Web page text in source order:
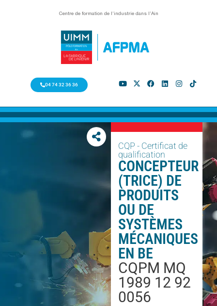
Centre de formation de l’industrie dans l’Ain
04 74 32 36 36
CQP - Certificat de
qualification
CONCEPTEUR
(TRICE) DE
PRODUITS
OU DE
SYSTÈMES
MÉCANIQUES
EN BE
CQPM MQ
1989 12 92
0056